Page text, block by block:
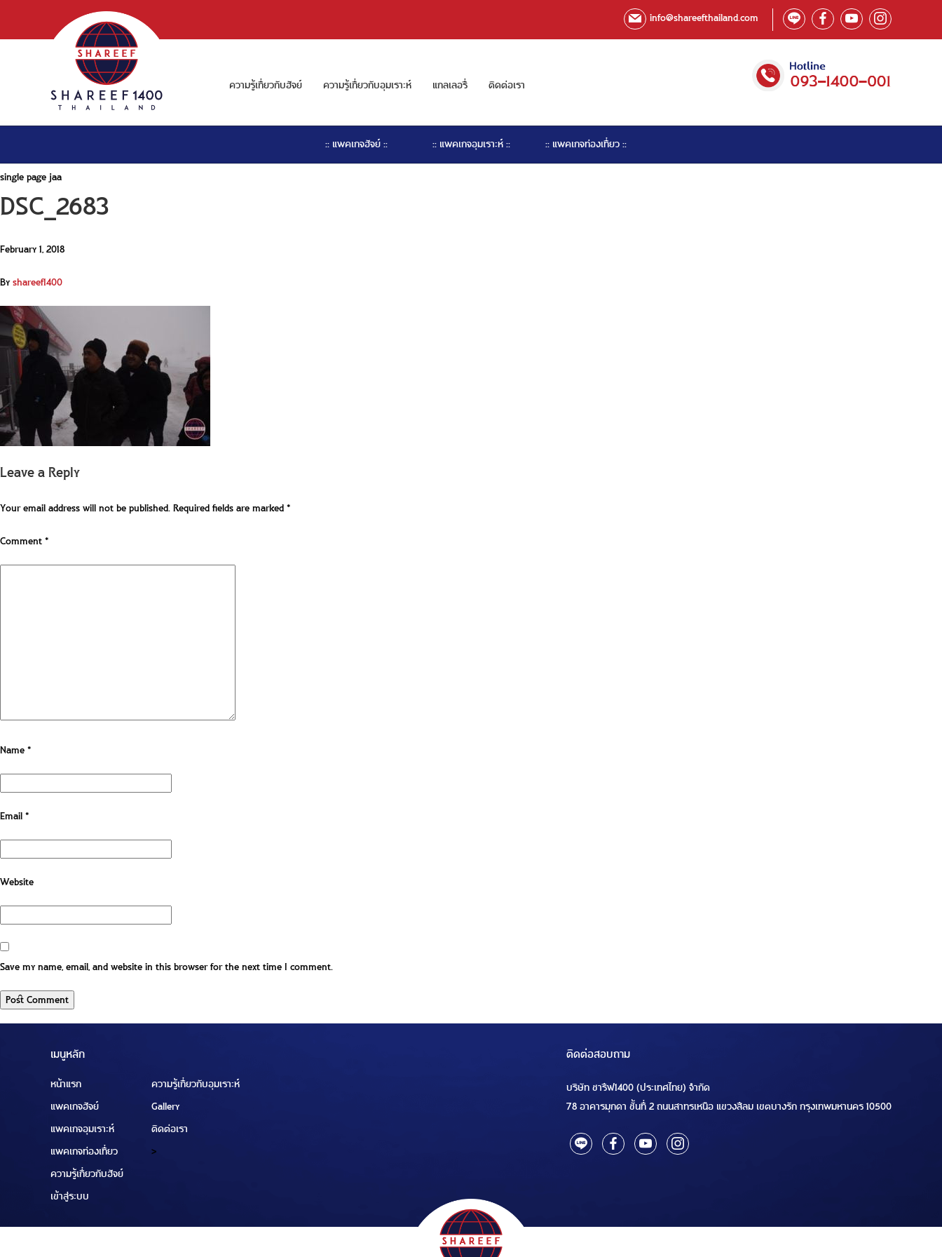
info@shareefthailand.com
ความรู้เกี่ยวกับฮัจย์ ความรู้เกี่ยวกับอุมเราะห์ แกลเลอรี่ ติดต่อเรา
:: แพคเกจฮัจย์ :: :: แพคเกจอุมเราะห์ :: :: แพคเกจท่องเที่ยว ::
single page jaa
DSC_2683
February 1, 2018
Byshareef1400
Leave a Reply
Your email address will not be published.Required fields are marked*
Comment*
Name*
Email*
Website
Save my name, email, and website in this browser for the next time I comment.
เมนูหลัก
หน้าแรก
แพคเกจฮัจย์
แพคเกจอุมเราะห์
แพคเกจท่องเที่ยว
ความรู้เกี่ยวกับฮัจย์
เข้าสู่ระบบ
ความรู้เกี่ยวกับอุมเราะห์
Gallery
ติดต่อเรา
>
ติดต่อสอบถาม
บริษัท ชารีฟ1400 (ประเทศไทย) จำกัด
78 อาคารมุกดา ชั้นที่ 2 ถนนสาทรเหนือ แขวงสีลม เขตบางรัก กรุงเทพมหานคร 10500